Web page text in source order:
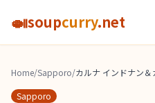
🍛soupcurry.net
Home/Sapporo/カルナ インドナン＆
Sapporo